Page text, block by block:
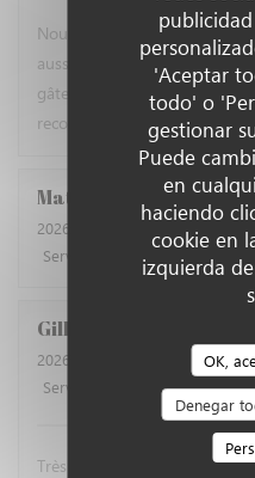
'Aceptar
todo' o
gestionar
Puede
en
haciendo
cookie en
izquierda
OK,
Denegar
Nous avons apprécié les
aussi. Avec les apéritifs ce
gâteaux apéro ou des olives
recommandons ce restaurant
Matthieu
2026-07-22
- 12:30 - Invitados 4
Servicio
Ambiente :
Gilbert
2026-07-18
- 12:30 - Invitados
Servicio
Ambiente: 5/5
Très bons plats de poissons